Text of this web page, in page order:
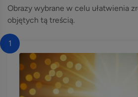
Obrazy wybrane w celu ułatwienia
objętych tą treścią.
1